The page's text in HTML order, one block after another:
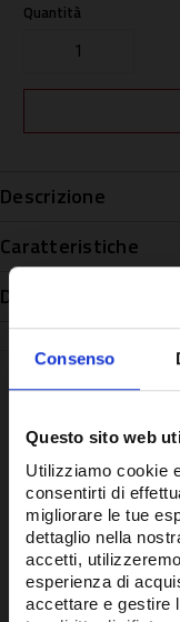
Consenso
Questo sito web
Utilizziamo cookie
consentirti di
migliorare le tue
dettaglio nella
accetti,
esperienza di
accettare e gestire
Quantità
Descrizione
Caratteristiche
Disponibilità